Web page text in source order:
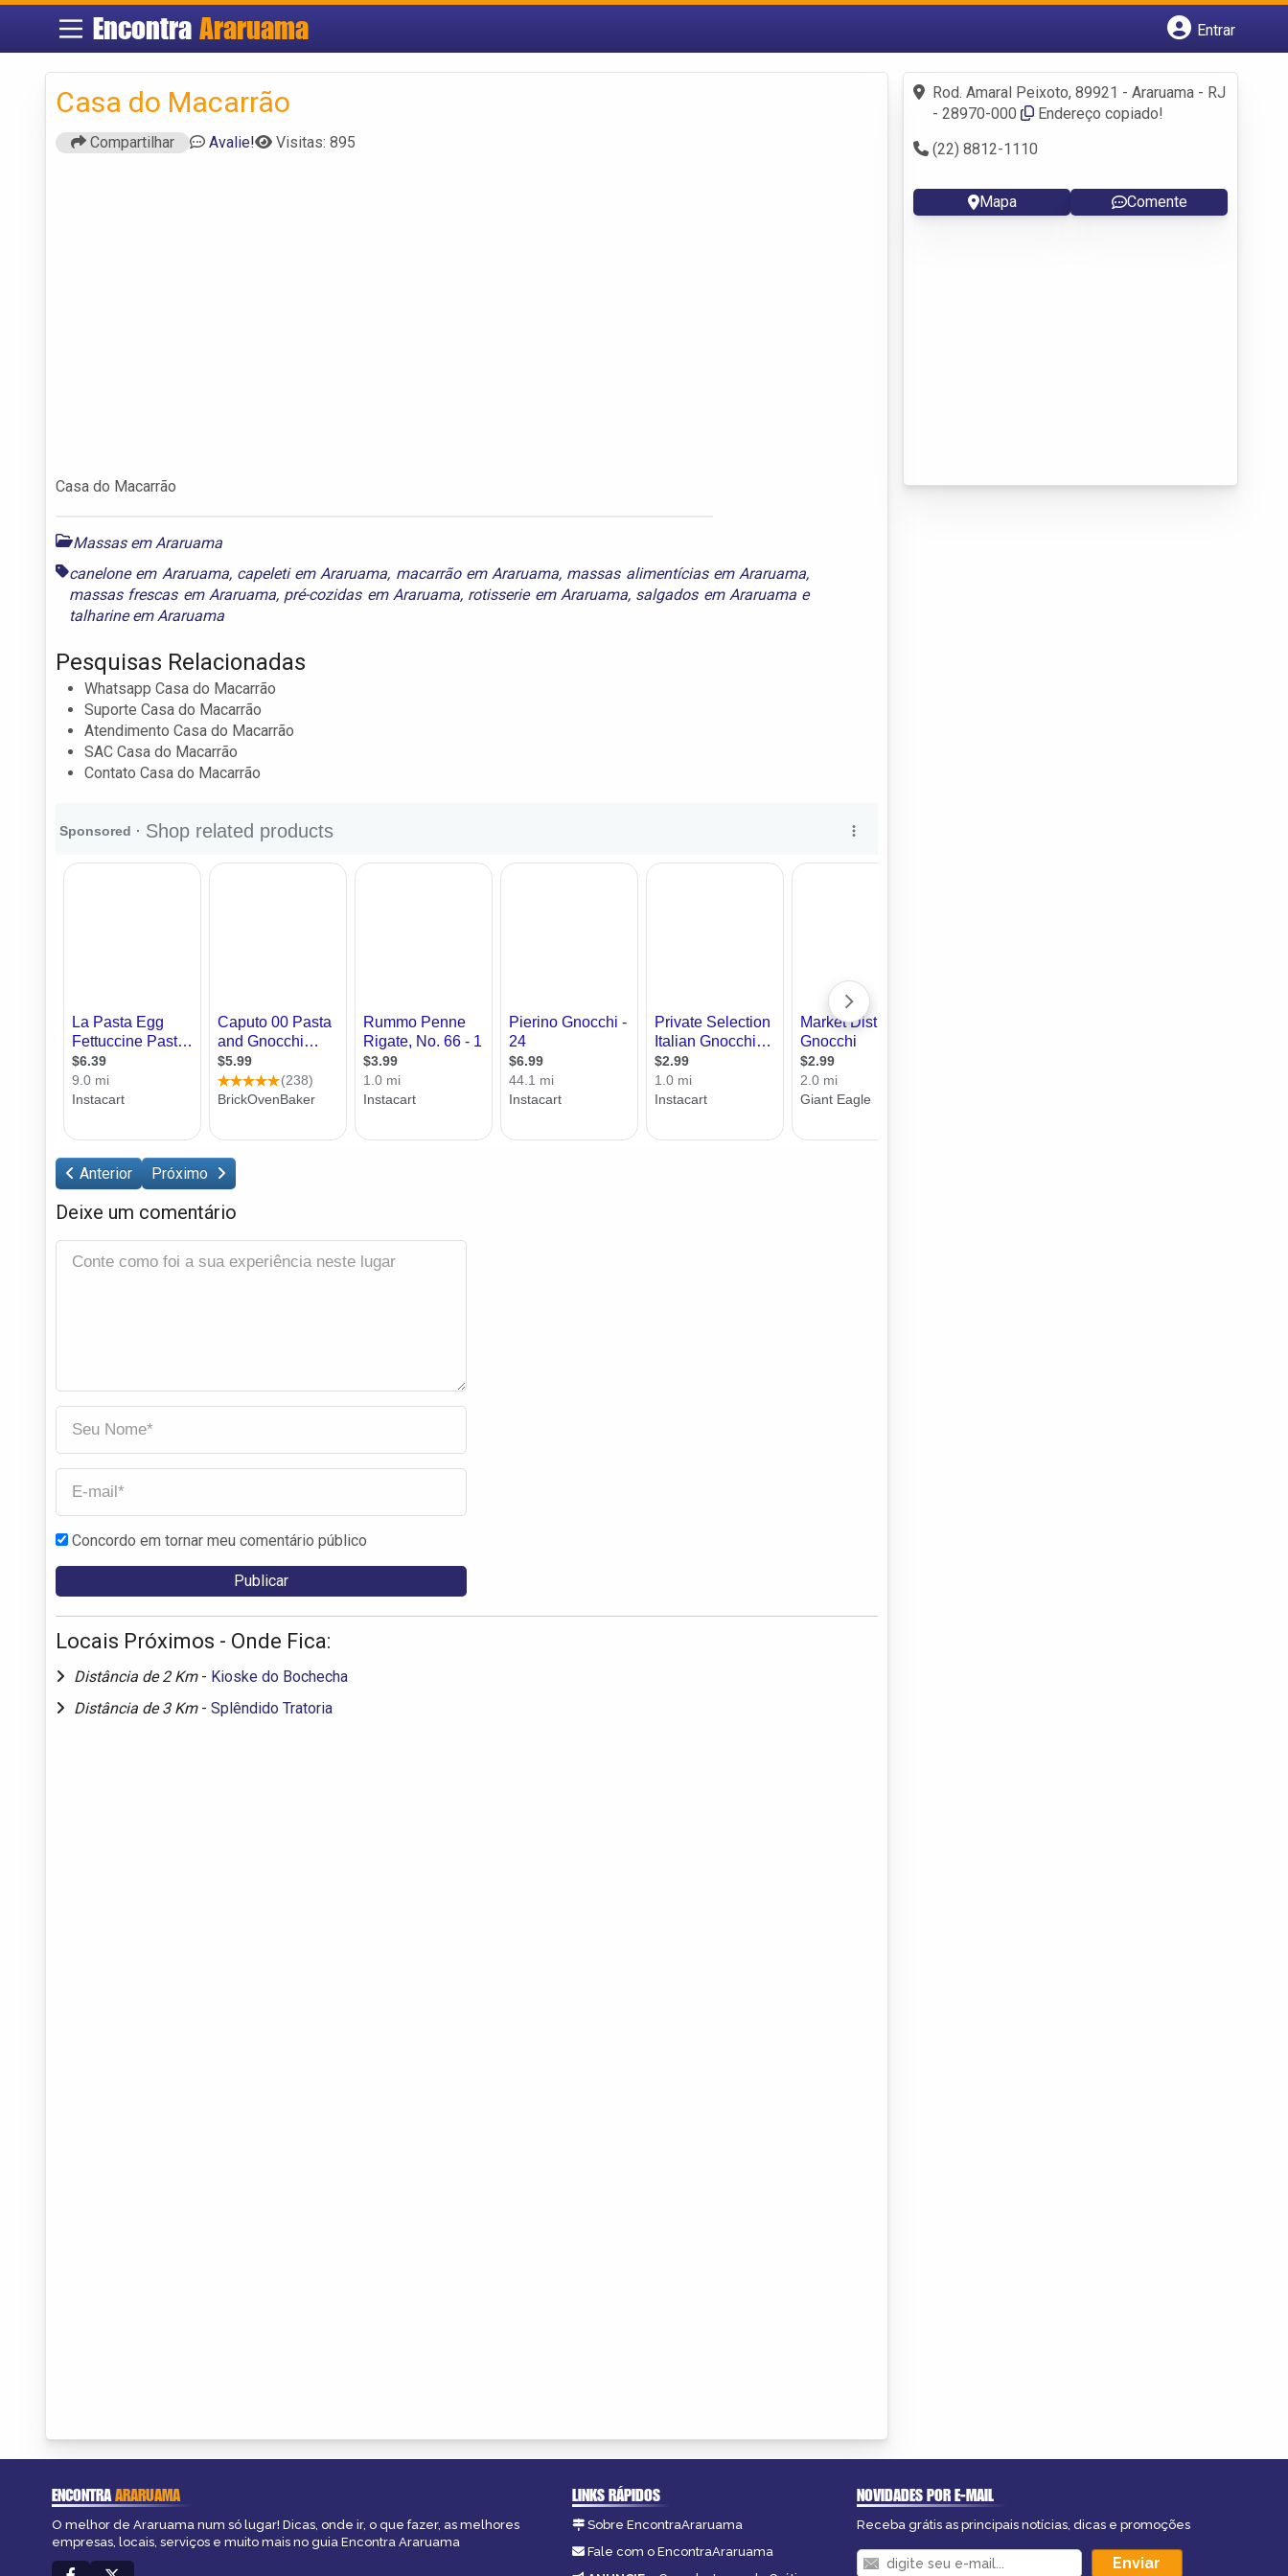
EncontraAraruama
Entrar
Fazer login
Criar conta
Casa do Macarrão
Compartilhar Avalie! Visitas: 895
Casa do Macarrão
Massas em Araruama
canelone em Araruama, capeleti em Araruama, macarrão em Araruama, massas alimentícias em Araruama,
massas frescas em Araruama, pré-cozidas em Araruama, rotisserie em Araruama, salgados em Araruamae
talharine em Araruama
Pesquisas Relacionadas
Whatsapp Casa do Macarrão
Suporte Casa do Macarrão
Atendimento Casa do Macarrão
SAC Casa do Macarrão
Contato Casa do Macarrão
Anterior Próximo
Deixe um comentário
Concordo em tornar meu comentário público
Locais Próximos - Onde Fica:
Distância de 2 Km - Kioske do Bochecha
Distância de 3 Km - Splêndido Tratoria
Rod. Amaral Peixoto, 89921 - Araruama - RJ
- 28970-000
Endereço copiado!
(22) 8812-1110
Mapa Comente
ENCONTRAARARUAMA
O melhor de Araruama num só lugar! Dicas, onde ir, o que fazer, as melhores
empresas, locais, serviços e muito mais no guia Encontra Araruama
LINKS RÁPIDOS
Sobre EncontraAraruama
Fale com o EncontraAraruama
NOVIDADES POR E-MAIL
Receba grátis as principais notícias, dicas e promoções